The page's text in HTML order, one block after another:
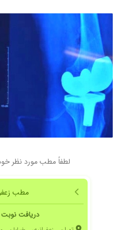
ارتوپد دست خوب بود
درمان درد رانو هنوز در حال
بینظیره واقعا دکتر خوبیه
راضی هستم
فعلا ام آر آی دادم ولی
عدم رضایت
مشکل آرتروز شدیدزانو و
ویزیت توسط ایشان
عمل زانو داشتم،نتیجه
خیلی خیلی خوب
تنگی کانال عصب
بسیاروبیحسی دردست
و...توسط ایشون
در 16 تیر 99
لطفاً مطب مورد نظر
مطب
دریافت نوبت